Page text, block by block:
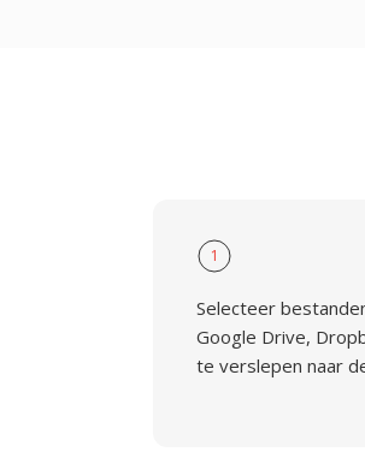
1
Selecteer
Google Drive,
te verslepen naar